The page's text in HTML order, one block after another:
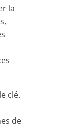
la
clé.
de